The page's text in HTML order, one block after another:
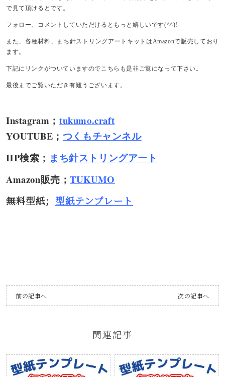
で見て頂けるとです。
フォロー、コメントしていただけるともっと嬉しいです(^^)!
また、各種材料、まち針ストリングアートキットはAmazonで販売しており
ます。
下記にリンクがついていますのでこちらも是非ご覧になって下さい。
最後までご覧いただき有難うございます。
Instagram； tukumo.craft
YOUTUBE； つくもチャンネル
HP検索； まち針ストリングアート
Amazon販売；TUKUMO
無料型紙； 型紙テンプレート
前の記事へ 次の記事へ
関連記事